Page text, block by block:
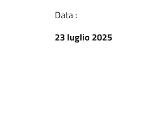
Data :
23 luglio 2025